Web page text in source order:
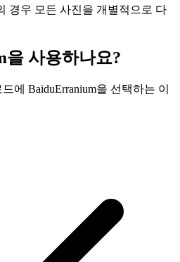
경우 모든 사진을 개별적으로 다
사용하나요?
에 BaiduErranium을 선택하는 이